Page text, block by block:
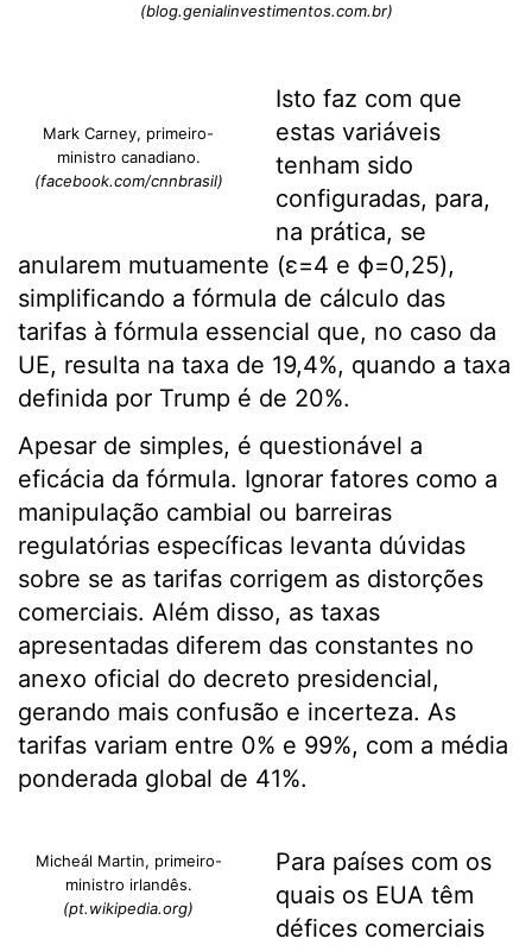
(blog.genialinvestimentos.com.br)
Mark Carney, primeiro-
ministro canadiano.
(facebook.com/cnnbrasil)
Isto faz com que
estas variáveis
tenham sido
configuradas, para,
na prática, se
anularem mutuamente (ε=4 e ϕ=0,25),
simplificando a fórmula de cálculo das
tarifas à fórmula essencial que, no caso da
UE, resulta na taxa de 19,4%, quando a taxa
definida por Trump é de 20%.
Apesar de simples, é questionável a
eficácia da fórmula. Ignorar fatores como a
manipulação cambial ou barreiras
regulatórias específicas levanta dúvidas
sobre se as tarifas corrigem as distorções
comerciais. Além disso, as taxas
apresentadas diferem das constantes no
anexo oficial do decreto presidencial,
gerando mais confusão e incerteza. As
tarifas variam entre 0% e 99%, com a média
ponderada global de 41%.
Micheál Martin, primeiro-
ministro irlandês.
(pt.wikipedia.org)
Para países com os
quais os EUA têm
défices comerciais